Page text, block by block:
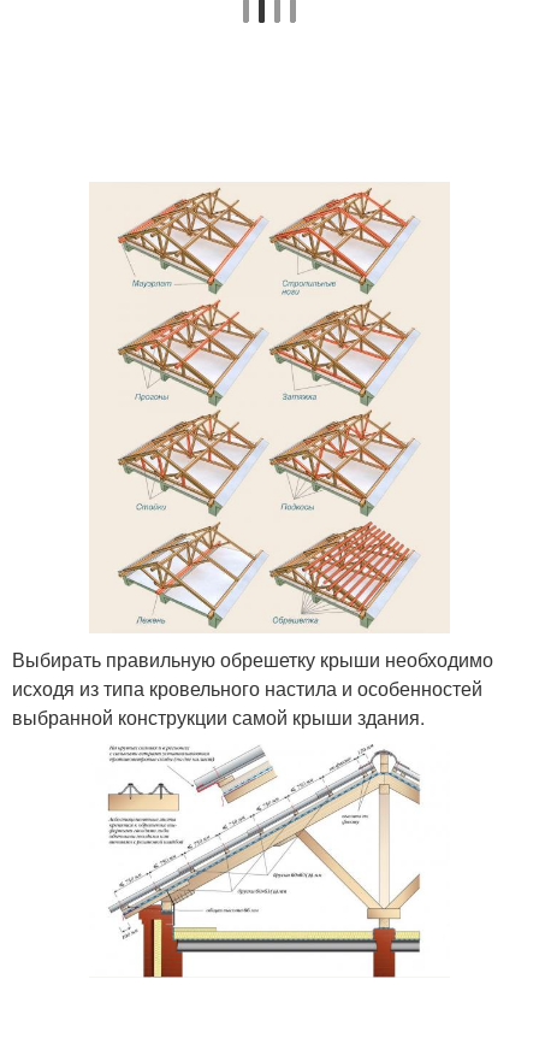
Выбирать правильную обрешетку крыши необходимо
исходя из типа кровельного настила и особенностей
выбранной конструкции самой крыши здания.